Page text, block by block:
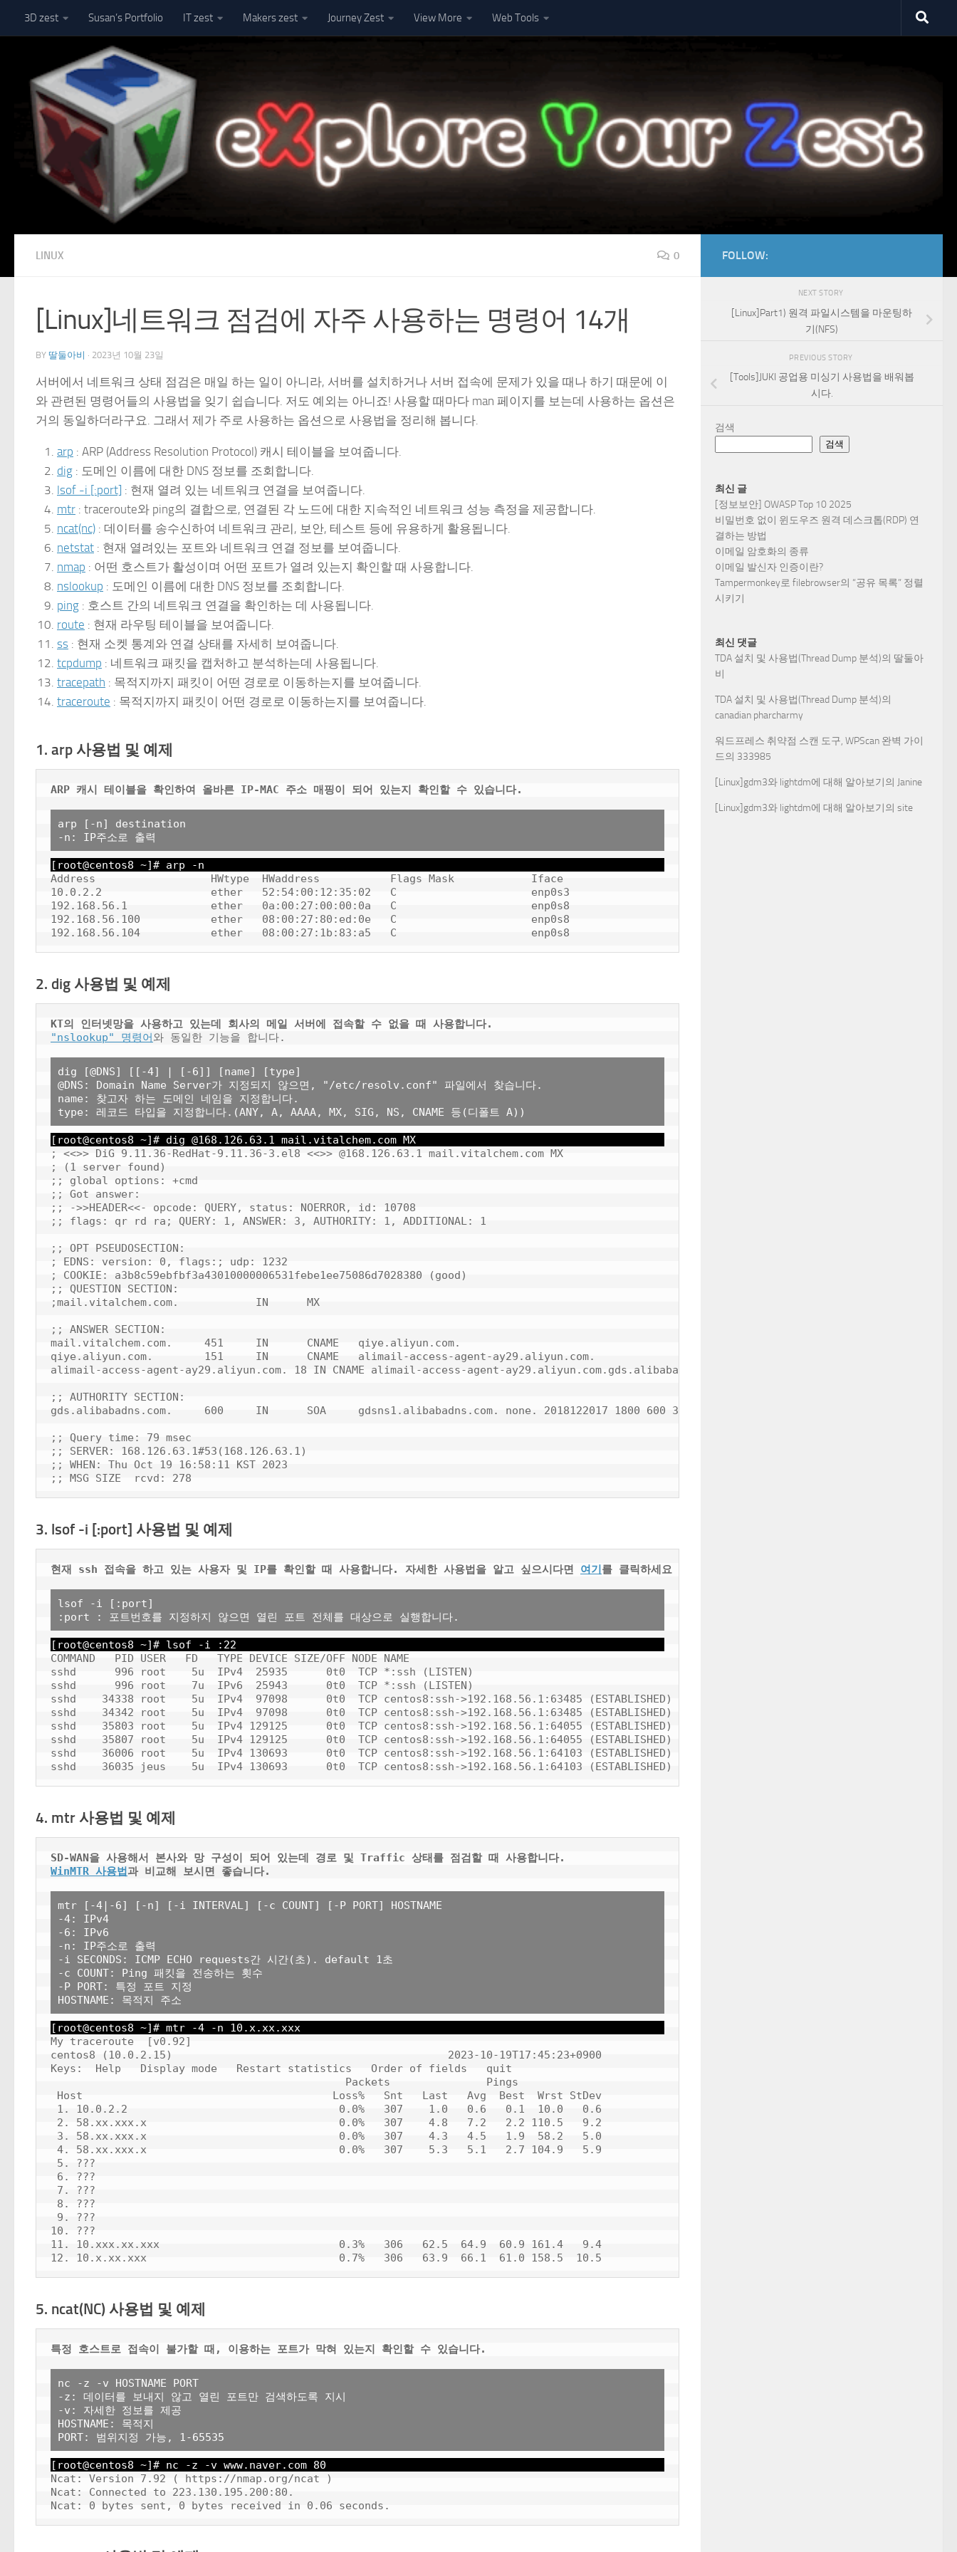
Skip to content
3D zest Susan’s Portfolio IT zest Makers zest Journey Zest View More Web Tools
LINUX 0
[Linux]네트워크 점검에 자주 사용하는 명령어 14개
BY 딸둘아비 · 2023년 10월 23일
서버에서 네트워크 상태 점검은 매일 하는 일이 아니라, 서버를 설치하거나 서버 접속에 문제가 있을 때나 하기 때문에 이
와 관련된 명령어들의 사용법을 잊기 쉽습니다. 저도 예외는 아니죠! 사용할 때마다 man 페이지를 보는데 사용하는 옵션은
거의 동일하더라구요. 그래서 제가 주로 사용하는 옵션으로 사용법을 정리해 봅니다.
arp : ARP (Address Resolution Protocol) 캐시 테이블을 보여줍니다.
dig : 도메인 이름에 대한 DNS 정보를 조회합니다.
lsof -i [:port] : 현재 열려 있는 네트워크 연결을 보여줍니다.
mtr : traceroute와 ping의 결합으로, 연결된 각 노드에 대한 지속적인 네트워크 성능 측정을 제공합니다.
ncat(nc) : 데이터를 송수신하여 네트워크 관리, 보안, 테스트 등에 유용하게 활용됩니다.
netstat : 현재 열려있는 포트와 네트워크 연결 정보를 보여줍니다.
nmap : 어떤 호스트가 활성이며 어떤 포트가 열려 있는지 확인할 때 사용합니다.
nslookup : 도메인 이름에 대한 DNS 정보를 조회합니다.
ping : 호스트 간의 네트워크 연결을 확인하는 데 사용됩니다.
route : 현재 라우팅 테이블을 보여줍니다.
ss : 현재 소켓 통계와 연결 상태를 자세히 보여줍니다.
tcpdump : 네트워크 패킷을 캡처하고 분석하는데 사용됩니다.
tracepath : 목적지까지 패킷이 어떤 경로로 이동하는지를 보여줍니다.
traceroute : 목적지까지 패킷이 어떤 경로로 이동하는지를 보여줍니다.
1. arp 사용법 및 예제
ARP 캐시 테이블을 확인하여 올바른 IP-MAC 주소 매핑이 되어 있는지 확인할 수 있습니다.
arp [-n] destination
-n: IP주소로 출력
[root@centos8 ~]# arp -n
Address                  HWtype  HWaddress           Flags Mask            Iface
10.0.2.2                 ether   52:54:00:12:35:02   C                     enp0s3
192.168.56.1             ether   0a:00:27:00:00:0a   C                     enp0s8
192.168.56.100           ether   08:00:27:80:ed:0e   C                     enp0s8
2. dig 사용법 및 예제
KT의 인터넷망을 사용하고 있는데 회사의 메일 서버에 접속할 수 없을 때 사용합니다.
"nslookup" 명령어
dig [@DNS] [[-4] | [-6]] [name] [type]
@DNS: Domain Name Server가 지정되지 않으면, "/etc/resolv.conf" 파일에서 찾습니다.
name: 찾고자 하는 도메인 네임을 지정합니다.
[root@centos8 ~]# dig @168.126.63.1 mail.vitalchem.com MX
; <<>> DiG 9.11.36-RedHat-9.11.36-3.el8 <<>> @168.126.63.1 mail.vitalchem.com MX
; (1 server found)
;; global options: +cmd
;; Got answer:
;; ->>HEADER<<- opcode: QUERY, status: NOERROR, id: 10708
;; flags: qr rd ra; QUERY: 1, ANSWER: 3, AUTHORITY: 1, ADDITIONAL: 1
;; OPT PSEUDOSECTION:
; EDNS: version: 0, flags:; udp: 1232
; COOKIE: a3b8c59ebfbf3a43010000006531febe1ee75086d7028380 (good)
;; QUESTION SECTION:
;mail.vitalchem.com.            IN      MX
;; ANSWER SECTION:
mail.vitalchem.com.     451     IN      CNAME   qiye.aliyun.com.
qiye.aliyun.com.        151     IN      CNAME   alimail-access-agent-ay29.aliyun.com.
alimail-access-agent-ay29.aliyun.com. 18 IN CNAME alimail-access-agent-ay29.aliyun.com.gds.alibabadns.com.
;; AUTHORITY SECTION:
gds.alibabadns.com.     600     IN      SOA     gdsns1.alibabadns.com. none. 2018122017 1800 600 3600 360
;; Query time: 79 msec
;; SERVER: 168.126.63.1#53(168.126.63.1)
;; WHEN: Thu Oct 19 16:58:11 KST 2023
3. lsof -i [:port] 사용법 및 예제
현재 ssh 접속을 하고 있는 사용자 및 IP를 확인할 때 사용합니다. 자세한 사용법을 알고 싶으시다면 여기를 클릭하세요
lsof -i [:port]
[root@centos8 ~]# lsof -i :22
COMMAND   PID USER   FD   TYPE DEVICE SIZE/OFF NODE NAME
sshd      996 root    5u  IPv4  25935      0t0  TCP *:ssh (LISTEN)
sshd      996 root    7u  IPv6  25943      0t0  TCP *:ssh (LISTEN)
sshd    34338 root    5u  IPv4  97098      0t0  TCP centos8:ssh->192.168.56.1:63485 (ESTABLISHED)
sshd    34342 root    5u  IPv4  97098      0t0  TCP centos8:ssh->192.168.56.1:63485 (ESTABLISHED)
sshd    35803 root    5u  IPv4 129125      0t0  TCP centos8:ssh->192.168.56.1:64055 (ESTABLISHED)
sshd    35807 root    5u  IPv4 129125      0t0  TCP centos8:ssh->192.168.56.1:64055 (ESTABLISHED)
sshd    36006 root    5u  IPv4 130693      0t0  TCP centos8:ssh->192.168.56.1:64103 (ESTABLISHED)
4. mtr 사용법 및 예제
SD-WAN을 사용해서 본사와 망 구성이 되어 있는데 경로 및 Traffic 상태를 점검할 때 사용합니다.
WinMTR 사용법과 비교해 보시면 좋습니다.
mtr [-4|-6] [-n] [-i INTERVAL] [-c COUNT] [-P PORT] HOSTNAME
-4: IPv4
-6: IPv6
-n: IP주소로 출력
-i SECONDS: ICMP ECHO requests간 시간(초). default 1초
-c COUNT: Ping 패킷을 전송하는 횟수
-P PORT: 특정 포트 지정
[root@centos8 ~]# mtr -4 -n 10.x.xx.xxx
My traceroute  [v0.92]
centos8 (10.0.2.15)                                           2023-10-19T17:45:23+0900
Keys:  Help   Display mode   Restart statistics   Order of fields   quit
                                              Packets               Pings
Host                                       Loss%   Snt   Last   Avg  Best  Wrst StDev
1. 10.0.2.2                                 0.0%   307    1.0   0.6   0.1  10.0   0.6
2. 58.xx.xxx.x                              0.0%   307    4.8   7.2   2.2 110.5   9.2
3. 58.xx.xxx.x                              0.0%   307    4.3   4.5   1.9  58.2   5.0
4. 58.xx.xxx.x                              0.0%   307    5.3   5.1   2.7 104.9   5.9
5. ???
6. ???
7. ???
8. ???
9. ???
10. ???
11. 10.xxx.xx.xxx                            0.3%   306   62.5  64.9  60.9 161.4   9.4
5. ncat(NC) 사용법 및 예제
특정 호스트로 접속이 불가할 때, 이용하는 포트가 막혀 있는지 확인할 수 있습니다.
nc -z -v HOSTNAME PORT
-z: 데이터를 보내지 않고 열린 포트만 검색하도록 지시
-v: 자세한 정보를 제공
HOSTNAME: 목적지
[root@centos8 ~]# nc -z -v www.naver.com 80
Ncat: Version 7.92 ( https://nmap.org/ncat )
Ncat: Connected to 223.130.195.200:80.
FOLLOW:
NEXT STORY
[Linux]Part1) 원격 파일시스템을 마운팅하
기(NFS)
PREVIOUS STORY
[Tools]JUKI 공업용 미싱기 사용법을 배워봅
시다.
검색
검색
최신 글
[정보보안] OWASP Top 10 2025
비밀번호 없이 윈도우즈 원격 데스크톱(RDP) 연
결하는 방법
이메일 암호화의 종류
이메일 발신자 인증이란?
Tampermonkey로 filebrowser의 “공유 목록” 정렬
시키기
최신 댓글
TDA 설치 및 사용법(Thread Dump 분석)의 딸둘아
비
TDA 설치 및 사용법(Thread Dump 분석)의
canadian pharcharmy
워드프레스 취약점 스캔 도구, WPScan 완벽 가이
드의 333985
[Linux]gdm3와 lightdm에 대해 알아보기의 Janine
[Linux]gdm3와 lightdm에 대해 알아보기의 site